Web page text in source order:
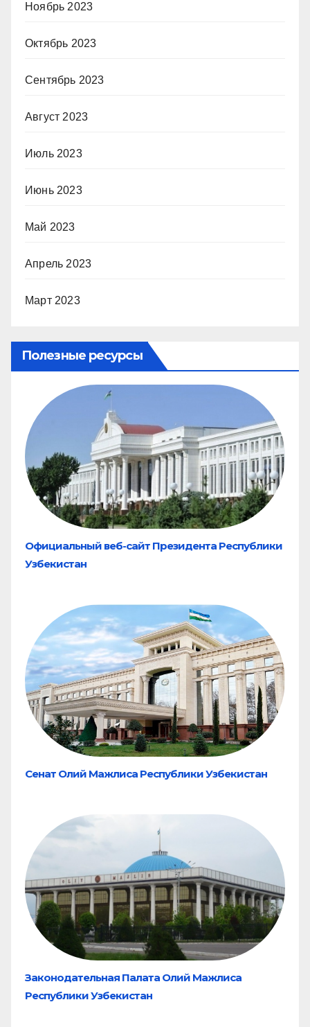
Ноябрь 2023
Октябрь 2023
Сентябрь 2023
Август 2023
Июль 2023
Июнь 2023
Май 2023
Апрель 2023
Март 2023
Полезные ресурсы
Официальный веб-сайт Президента Республики
Узбекистан
Сенат Олий Мажлиса Республики Узбекистан
Законодательная Палата Олий Мажлиса
Республики Узбекистан